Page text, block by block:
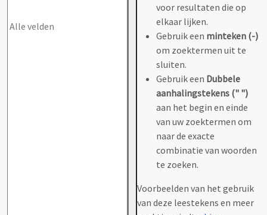
voor resultaten die op
elkaar lijken.
Gebruik een minteken (-)
om zoektermen uit te
sluiten.
Gebruik een Dubbele
aanhalingstekens (" ")
aan het begin en einde
van uw zoektermen om
naar de exacte
combinatie van woorden
te zoeken.
Voorbeelden van het gebruik
van deze leestekens en meer